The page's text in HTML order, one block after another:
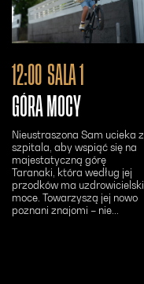
12:00 SALA 1
GÓRA MOCY
Nieustraszona Sam ucieka
szpitala, aby wspiąć się na
majestatyczną górę
Taranaki, która według jej
przodków ma
moce. Towarzyszą jej nowo
poznani znajomi – nie...